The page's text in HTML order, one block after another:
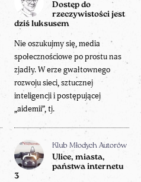
Dostęp do
rzeczywistości jest
dziś luksusem
Nie oszukujmy się, media
społecznościowe po prostu nas
zjadły. W erze gwałtownego
rozwoju sieci, sztucznej
inteligencji i postępującej
„aidemii”, tj.
Klub Młodych Autorów
Ulice, miasta,
państwa internetu
3